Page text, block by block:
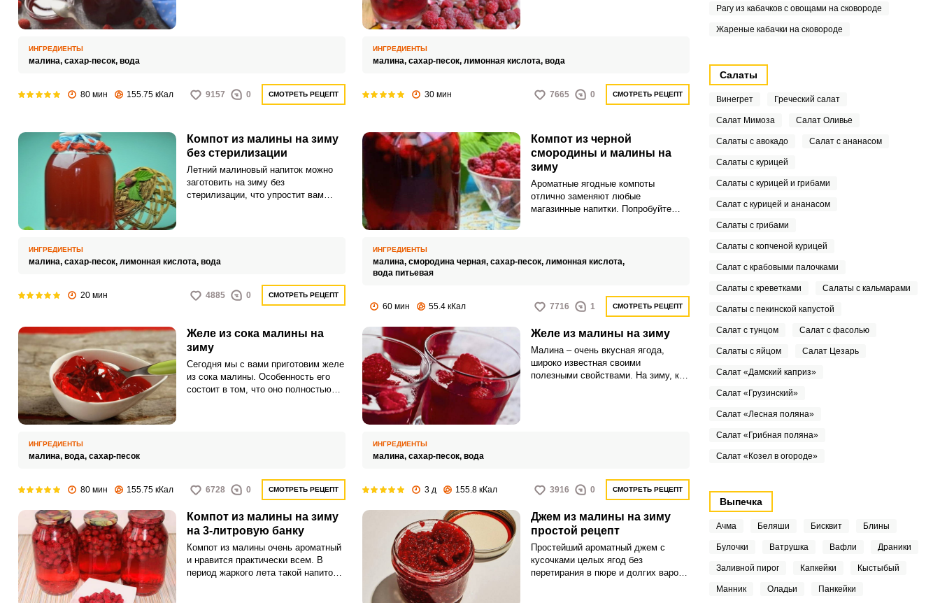
ИНГРЕДИЕНТЫ
малина, сахар-песок, вода
80 мин 155.75 кКал 9157 0 СМОТРЕТЬ РЕЦЕПТ
ИНГРЕДИЕНТЫ
малина, сахар-песок, лимонная кислота, вода
30 мин 7665 0 СМОТРЕТЬ РЕЦЕПТ
Компот из малины на зиму
без стерилизации
Летний малиновый напиток можно
заготовить на зиму без
стерилизации, что упростит вам
ИНГРЕДИЕНТЫ
малина, сахар-песок, лимонная кислота, вода
20 мин 4885 0 СМОТРЕТЬ РЕЦЕПТ
Компот из черной
смородины и малины на
зиму
Ароматные ягодные компоты
отлично заменяют любые
магазинные напитки. Попробуйте
компот не сложно, а его вкус вас
ИНГРЕДИЕНТЫ
малина, смородина черная, сахар-песок, лимонная кислота,
вода питьевая
60 мин 55.4 кКал 7716 1 СМОТРЕТЬ РЕЦЕПТ
Желе из сока малины на
зиму
Сегодня мы с вами приготовим желе
из сока малины. Особенность его
состоит в том, что оно полностью
ИНГРЕДИЕНТЫ
малина, вода, сахар-песок
80 мин 155.75 кКал 6728 0 СМОТРЕТЬ РЕЦЕПТ
Желе из малины на зиму
Малина – очень вкусная ягода,
широко известная своими
полезными свойствами. На зиму, как
ИНГРЕДИЕНТЫ
малина, сахар-песок, вода
3 д 155.8 кКал 3916 0 СМОТРЕТЬ РЕЦЕПТ
Компот из малины на зиму
на 3-литровую банку
Компот из малины очень ароматный
и нравится практически всем. В
период жаркого лета такой напиток
Джем из малины на зиму
простой рецепт
Простейший ароматный джем с
кусочками целых ягод без
перетирания в пюре и долгих варок
Рагу из кабачков с овощами на сковороде
Жареные кабачки на сковороде
Салаты
Винегрет Греческий салат
Салат Мимоза Салат Оливье
Салаты с авокадо Салат с ананасом
Салаты с курицей
Салаты с курицей и грибами
Салат с курицей и ананасом
Салаты с грибами
Салаты с копченой курицей
Салат с крабовыми палочками
Салаты с креветками Салаты с кальмарами
Салаты с пекинской капустой
Салат с тунцом Салат с фасолью
Салаты с яйцом Салат Цезарь
Салат «Дамский каприз»
Салат «Грузинский»
Салат «Лесная поляна»
Салат «Грибная поляна»
Салат «Козел в огороде»
Выпечка
Ачма Беляши Бисквит Блины
Булочки Ватрушка Вафли Драники
Заливной пирог Капкейки Кыстыбый
Манник Оладьи Панкейки